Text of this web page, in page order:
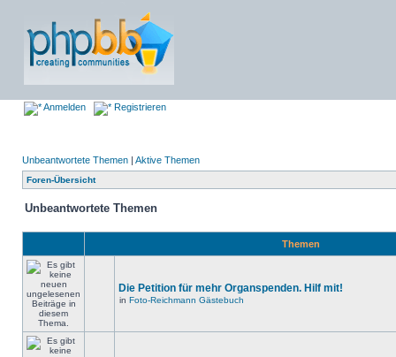
Anmelden Registrieren
Unbeantwortete Themen | Aktive Themen
Foren-Übersicht
Unbeantwortete Themen
Themen
Die Petition für mehr Organspenden. Hilf mit!
in Foto-Reichmann Gästebuch